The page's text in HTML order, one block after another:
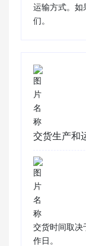
运输方式。如
们。
交货生产和
交货时间取决
作日。